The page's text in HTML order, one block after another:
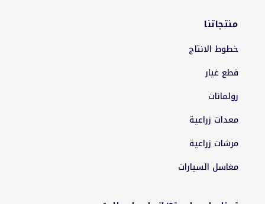
منتجاتنا
خطوط الانتاج
قطع غيار
رولمانات
معدات زراعية
مرشات زراعية
مغاسل السيارات